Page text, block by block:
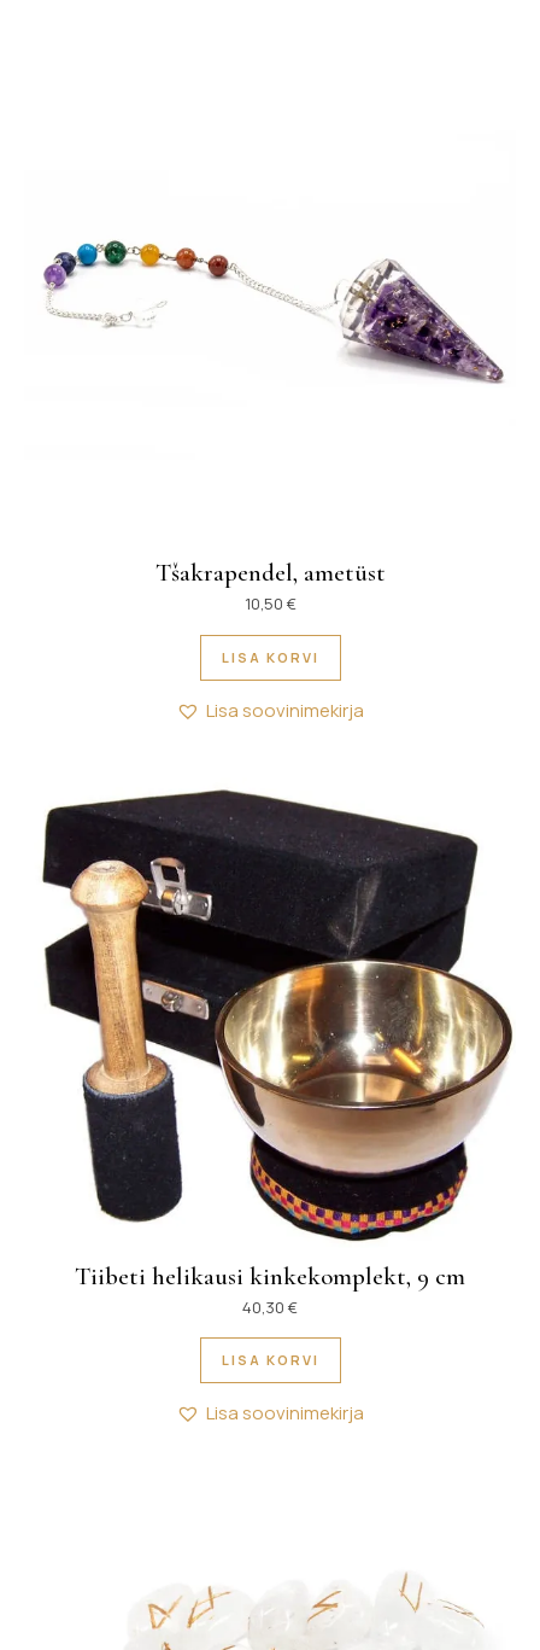
Tšakrapendel, ametüst
10,50 €
LISA KORVI
Lisa soovinimekirja
Tiibeti helikausi kinkekomplekt, 9 cm
40,30 €
LISA KORVI
Lisa soovinimekirja